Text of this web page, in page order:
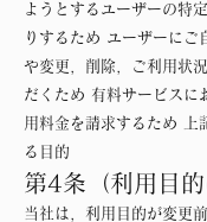
ようとするユーザーの特
りするため ユーザーにご
や変更，削除，ご利用状
だくため 有料サービスに
用料金を請求するため 上
る目的
第4条（利用目的
当社は，利用目的が変更